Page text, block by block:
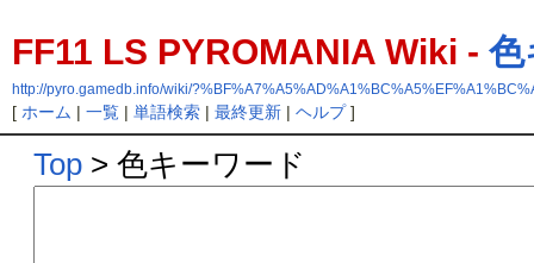
FF11 LS PYROMANIA Wiki - 色
http://pyro.gamedb.info/wiki/
[ ホーム | 一覧| 単語検索| 最終更新| ヘルプ]
Top > 色キーワード